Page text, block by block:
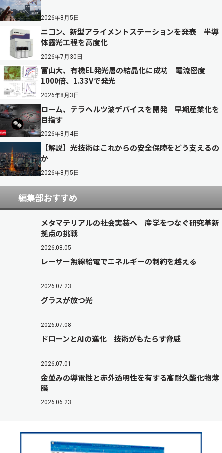
2026年8月5日
ニコン、新型アライメントステーションを発表 半導
体露光工程を高度化
2026年7月30日
富山大、有機EL発光層の結晶化に成功 電流密度
1000倍、1.33Vで発光
2026年8月3日
ローム、テラヘルツ波デバイスを開発 早期産業化を
目指す
2026年8月4日
【解説】光技術はこれからの安全保障をどう支えるの
か
2026年8月5日
編集部おすすめ
メタマテリアルの社会実装へ 産学をつなぐ研究革新
拠点の挑戦
2026.08.05
レーザー無線給電でエネルギーの制約を越える
2026.07.23
グラスが放つ光
2026.07.08
ドローンとAIの進化 技術がもたらす脅威
2026.07.01
金並みの導電性と赤外透明性を有する高耐久酸化物薄
膜
2026.06.23